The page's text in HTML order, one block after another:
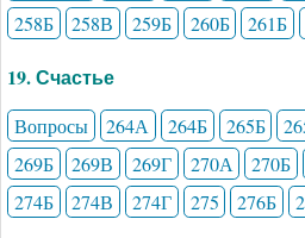
258Б
258В 259Б 260Б 261Б
19. Счастье
Вопросы 264А 264Б 265Б
269Б
269В 269Г 270А 270Б
274Б
274В 274Г 275 276Б